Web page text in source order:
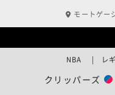
モートゲー
クリッパーズ
NBA | レギ